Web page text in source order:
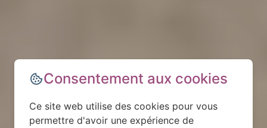
Consentement aux cookies
Ce site web utilise des cookies pour vous
permettre d'avoir une expérience de